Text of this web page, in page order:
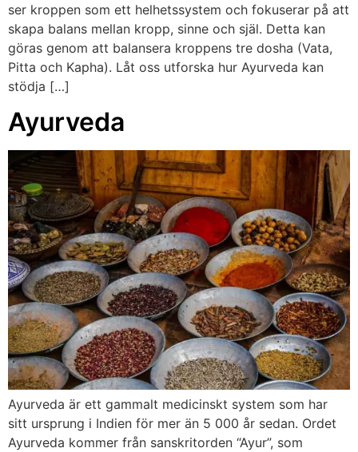
ser kroppen som ett helhetssystem och fokuserar på att
skapa balans mellan kropp, sinne och själ. Detta kan
göras genom att balansera kroppens tre dosha (Vata,
Pitta och Kapha). Låt oss utforska hur Ayurveda kan
stödja […]
Ayurveda
Ayurveda är ett gammalt medicinskt system som har
sitt ursprung i Indien för mer än 5 000 år sedan. Ordet
Ayurveda kommer från sanskritorden “Ayur”, som